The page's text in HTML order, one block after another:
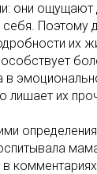
они ощущают
Поэтому
их
в
лишает их